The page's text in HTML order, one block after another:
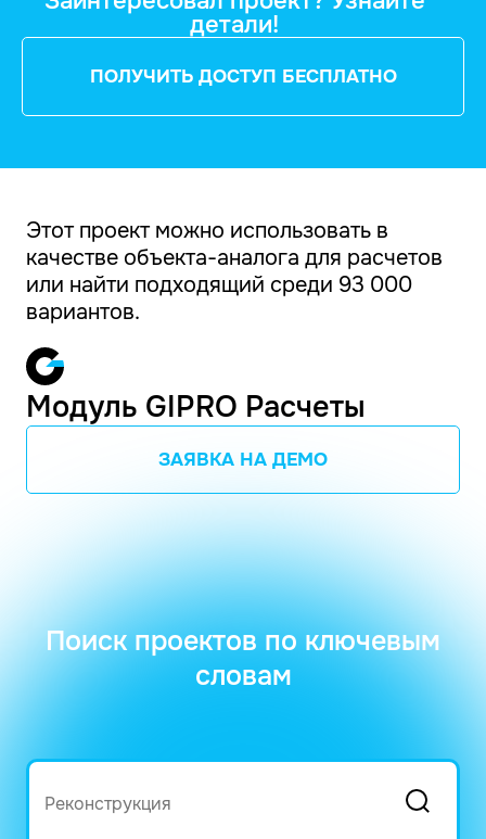
детали!
ПОЛУЧИТЬ ДОСТУП БЕСПЛАТНО
Этот проект можно использовать в
качестве объекта-аналога для расчетов
или найти подходящий среди 93 000
вариантов.
Модуль GIPRO Расчеты
ЗАЯВКА НА ДЕМО
Поиск проектов по ключевым
словам